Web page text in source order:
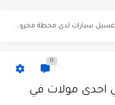
مطلوب عمال غسيل سيارات لدى محطة محروقات في عمان
تعلن مؤسسة التعليم لأجل التوظيف الأردنية وبالشراكة مع أكاديمية جولانسرالمجاني
0
مولات في